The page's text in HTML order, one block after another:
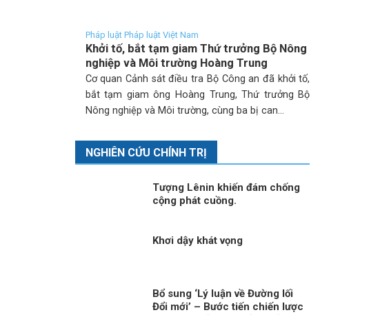
Pháp luật Pháp luật Việt Nam
Khởi tố, bắt tạm giam Thứ trưởng Bộ Nông
nghiệp và Môi trường Hoàng Trung
Cơ quan Cảnh sát điều tra Bộ Công an đã khởi tố,
bắt tạm giam ông Hoàng Trung, Thứ trưởng Bộ
Nông nghiệp và Môi trường, cùng ba bị can...
NGHIÊN CỨU CHÍNH TRỊ
Tượng Lênin khiến đám chống
cộng phát cuồng.
Khơi dậy khát vọng
Bổ sung ‘Lý luận về Đường lối
Đổi mới’ – Bước tiến chiến lược